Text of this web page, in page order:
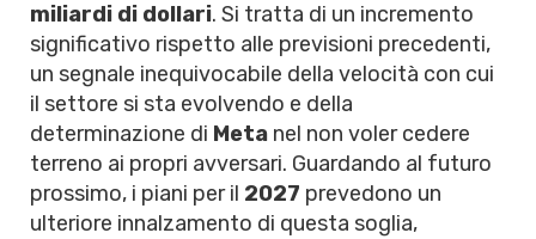
miliardi di dollari. Si tratta di un incremento
significativo rispetto alle previsioni precedenti,
un segnale inequivocabile della velocità con cui
il settore si sta evolvendo e della
determinazione di Meta nel non voler cedere
terreno ai propri avversari. Guardando al futuro
prossimo, i piani per il 2027 prevedono un
ulteriore innalzamento di questa soglia,